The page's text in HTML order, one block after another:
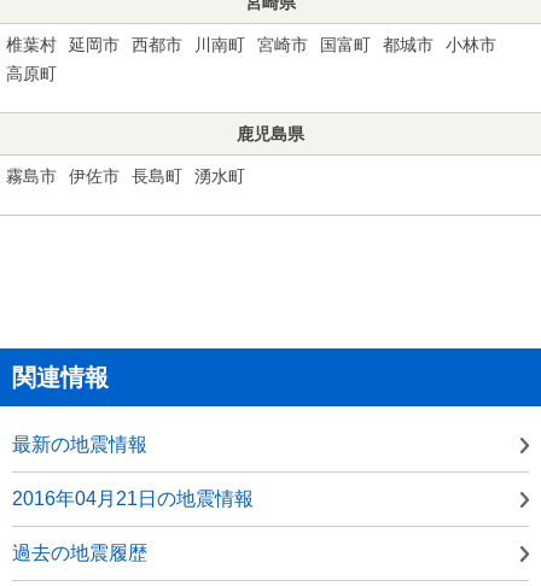
椎葉村 延岡市 西都市 川南町 宮崎市 国富町 都城市
小林市
高原町
鹿児島県
霧島市 伊佐市 長島町 湧水町
関連情報
最新の地震情報
2016年04月21日の地震情報
過去の地震履歴